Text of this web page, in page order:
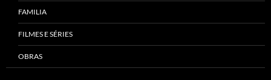
FAMILIA
FILMES E SÉRIES
OBRAS